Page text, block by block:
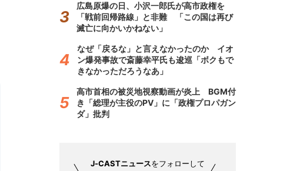
広島原爆の日、小沢一郎氏が高市政権を
「戦前回帰路線」と非難 「この国は再び
滅亡に向かいかねない」
なぜ「戻るな」と言えなかったのか イオ
ン爆発事故で斎藤幸平氏も逡巡「ボクもで
きなかっただろうなあ」
高市首相の被災地視察動画が炎上 BGM付
き「総理が主役のPV」に「政権プロパガン
ダ」批判
J-CASTニュースをフォローして